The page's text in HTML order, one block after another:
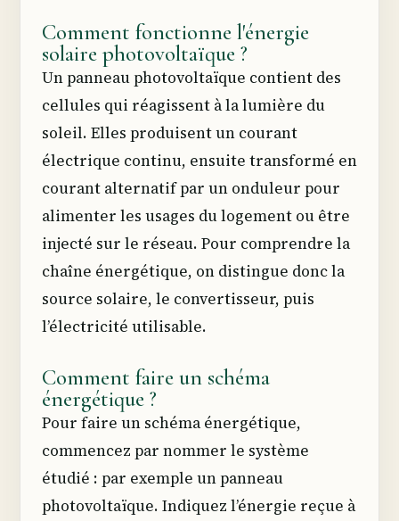
Comment fonctionne l'énergie
solaire photovoltaïque ?
Un panneau photovoltaïque contient des
cellules qui réagissent à la lumière du
soleil. Elles produisent un courant
électrique continu, ensuite transformé en
courant alternatif par un onduleur pour
alimenter les usages du logement ou être
injecté sur le réseau. Pour comprendre la
chaîne énergétique, on distingue donc la
source solaire, le convertisseur, puis
l’électricité utilisable.
Comment faire un schéma
énergétique ?
Pour faire un schéma énergétique,
commencez par nommer le système
étudié : par exemple un panneau
photovoltaïque. Indiquez l’énergie reçue à